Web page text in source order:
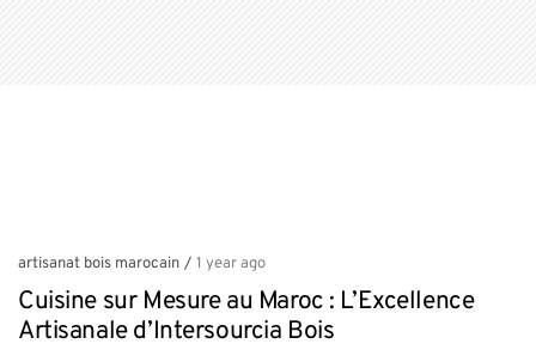
artisanat bois marocain / 1 year ago
Cuisine sur Mesure au Maroc : L’Excellence
Artisanale d’Intersourcia Bois